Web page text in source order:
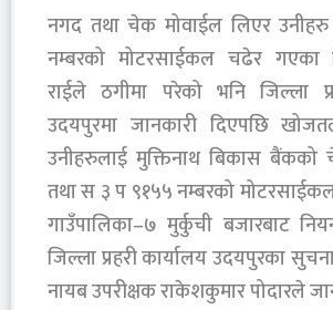
नगद तथा चेक मोवाईल लिएर
नम्बरको मोटरसाईकल चढेर गएका
राईले ठगीमा परेको भनि जिल्ला
उदयपुरमा जानकारी दिएपछि
उनीहरुलाई मुक्तिनाथ बिकास
तथा स ३ प ९१५५ नम्बरको
गाउँपालिका–७ मुर्कुची बजारबाट
जिल्ला प्रहरी कार्यालय उदयपुरका
नायब उपरीक्षक राकेशकुमार पोदारले